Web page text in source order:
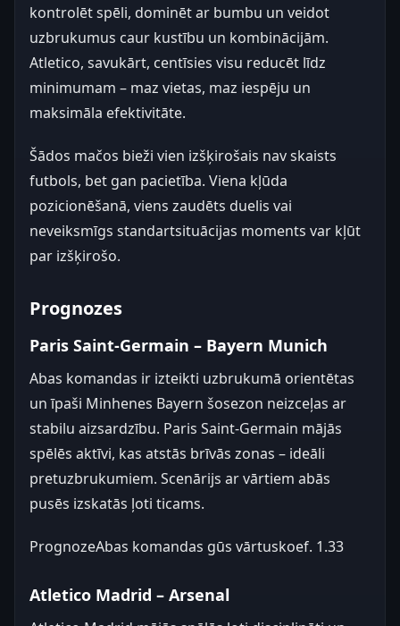
kontrolēt spēli, dominēt ar bumbu un veidot
uzbrukumus caur kustību un kombinācijām.
Atletico, savukārt, centīsies visu reducēt līdz
minimumam – maz vietas, maz iespēju un
maksimāla efektivitāte.
Šādos mačos bieži vien izšķirošais nav skaists
futbols, bet gan pacietība. Viena kļūda
pozicionēšanā, viens zaudēts duelis vai
neveiksmīgs standartsituācijas moments var kļūt
par izšķirošo.
Prognozes
Paris Saint-Germain – Bayern Munich
Abas komandas ir izteikti uzbrukumā orientētas
un īpaši Minhenes Bayern šosezon neizceļas ar
stabilu aizsardzību. Paris Saint-Germain mājās
spēlēs aktīvi, kas atstās brīvās zonas – ideāli
pretuzbrukumiem. Scenārijs ar vārtiem abās
pusēs izskatās ļoti ticams.
PrognozeAbas komandas gūs vārtuskoef. 1.33
Atletico Madrid – Arsenal